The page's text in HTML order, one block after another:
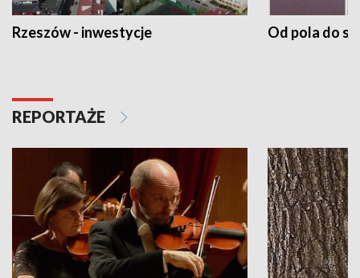
Rzeszów - inwestycje Od pola do
REPORTAŻE